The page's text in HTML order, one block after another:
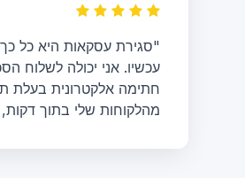
"סגירת עסקאות היא כל
עכשיו. אני יכולה לשלוח
חתימה אלקטרונית בעלת
מהלקוחות שלי בתוך